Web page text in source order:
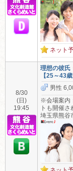
ネット
8/30
(日)
19:45
理想の彼氏
【25～43歳
男性
※会場案内
トも開催
埼玉県熊谷